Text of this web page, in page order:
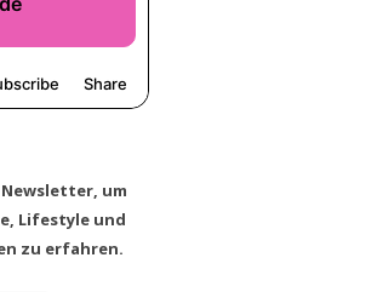
um
Lifestyle und
zu erfahren.